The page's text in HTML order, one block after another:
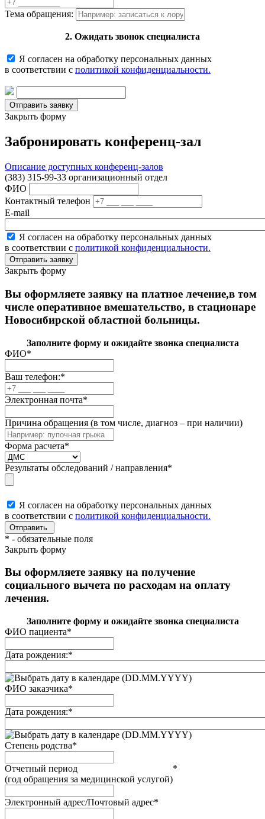
Тема обращения:
2. Ожидать звонок специалиста
Я согласен на обработку персональных данных
в соответствии с политикой конфиденциальности.
Закрыть форму
Забронировать конференц-зал
Описание доступных конференц-залов
(383) 315-99-33 организационный отдел
ФИО
Контактный телефон
E-mail
Я согласен на обработку персональных данных
в соответствии с политикой конфиденциальности.
Закрыть форму
Вы оформляете заявку на платное лечение,в том
числе оперативное вмешательство, в стационаре
Новосибирской областной больницы.
Заполните форму и ожидайте звонка специалиста
ФИО*
Ваш телефон:*
Электронная почта*
Причина обращения (в том числе, диагноз – при наличии)
Форма расчета*
Результаты обследований / направления*
Я согласен на обработку персональных данных
в соответствии с политикой конфиденциальности.
* - обязательные поля
Закрыть форму
Вы оформляете заявку на получение
социального вычета по расходам на оплату
лечения.
Заполните форму и ожидайте звонка специалиста
ФИО пациента*
Дата рождения:*
(DD.MM.YYYY)
ФИО заказчика*
Дата рождения:*
(DD.MM.YYYY)
Степень родства*
Отчетный период
(год обращения за медицинской услугой)
*
Электронный адрес/Почтовый адрес*